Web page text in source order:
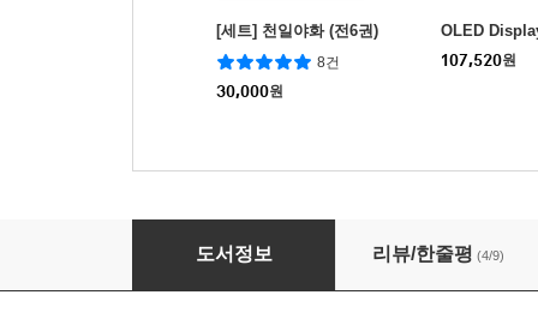
[세트] 천일야화 (전6권)
8건
30,000원
OLED
107,520원
홍루몽 1
도서정보 리뷰/한줄평 (4/9)